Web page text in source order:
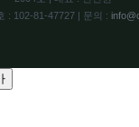
: 102-81-47727 | 문의 :